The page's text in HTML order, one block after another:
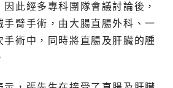
此經多專科團隊會議討論後，
手臂手術，由大腸直腸外科、一
術中，同時將直腸及肝臟的腫